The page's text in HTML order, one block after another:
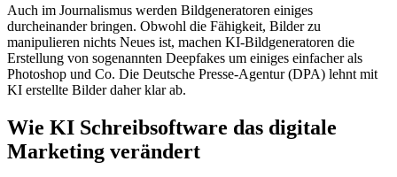
Auch im Journalismus werden Bildgeneratoren einiges
durcheinander bringen. Obwohl die Fähigkeit, Bilder zu
manipulieren nichts Neues ist, machen KI-Bildgeneratoren die
Erstellung von sogenannten Deepfakes um einiges einfacher als
Photoshop und Co. Die Deutsche Presse-Agentur (DPA) lehnt mit
KI erstellte Bilder daher klar ab.
Wie KI Schreibsoftware das digitale
Marketing verändert